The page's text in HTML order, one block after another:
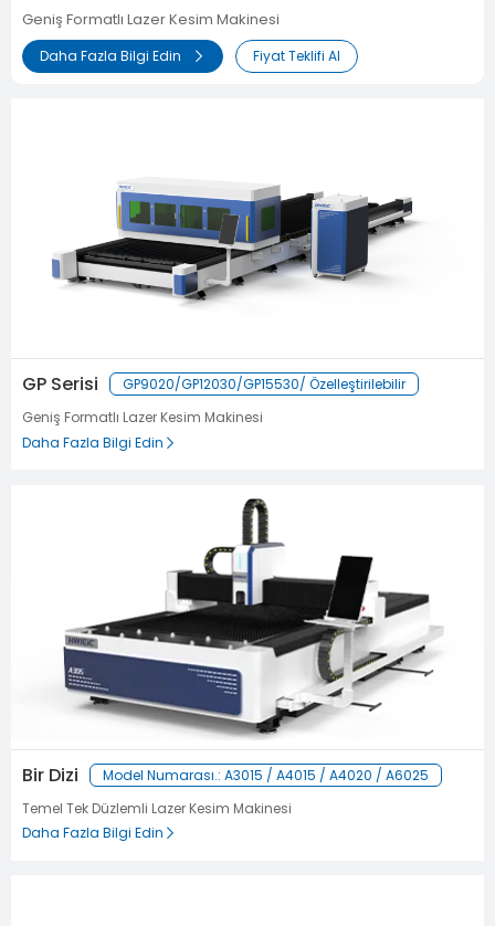
Geniş Formatlı Lazer Kesim Makinesi
Daha Fazla Bilgi Edin Fiyat Teklifi Al
GP Serisi
GP9020/GP12030/GP15530/ Özelleştirilebilir
Geniş Formatlı Lazer Kesim Makinesi
Daha Fazla Bilgi Edin
Bir Dizi
Model Numarası.: A3015 / A4015 / A4020 / A6025
Temel Tek Düzlemli Lazer Kesim Makinesi
Daha Fazla Bilgi Edin